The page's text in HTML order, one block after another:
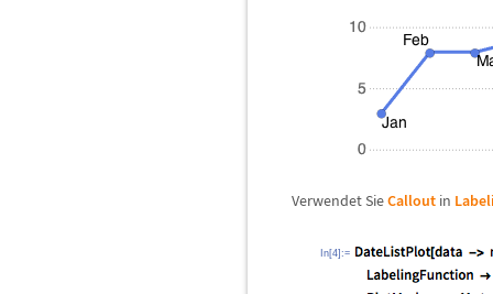
Verwendet SieCallout in
In[4]:=